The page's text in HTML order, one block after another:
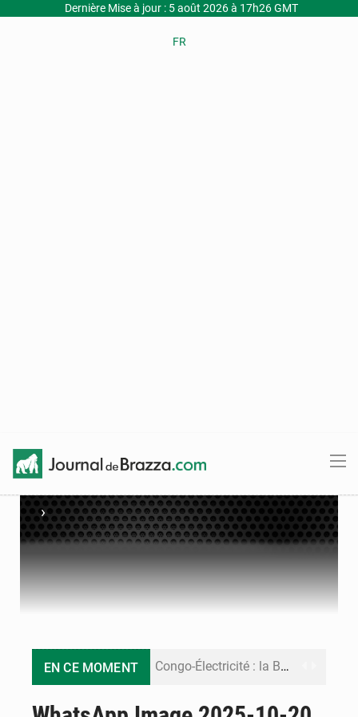
Dernière Mise à jour : 5 août 2026 à 17h26 GMT
FR
›
EN CE MOMENT Congo-Électricité : la BAD renforce son appui pour accélérer les investissements